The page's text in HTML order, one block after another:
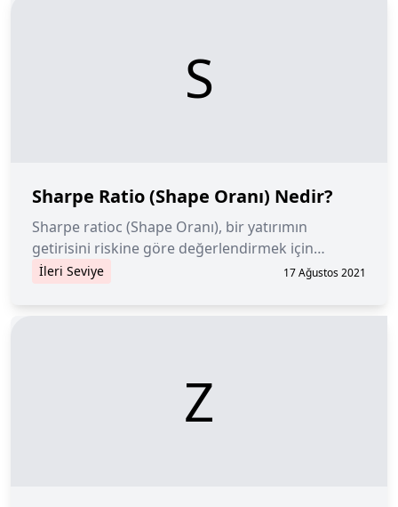
S
Sharpe Ratio (Shape Oranı) Nedir?
Sharpe ratioc (Shape Oranı), bir yatırımın
getirisini riskine göre değerlendirmek için
kullanılan, riske göre ayarlanmış bir performans
İleri Seviye 17 Ağustos 2021
Z